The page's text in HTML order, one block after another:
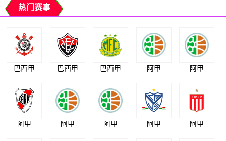
热门赛事
巴西甲 巴西甲 巴西甲 阿甲 阿甲
阿甲 阿甲 阿甲 阿甲 阿甲